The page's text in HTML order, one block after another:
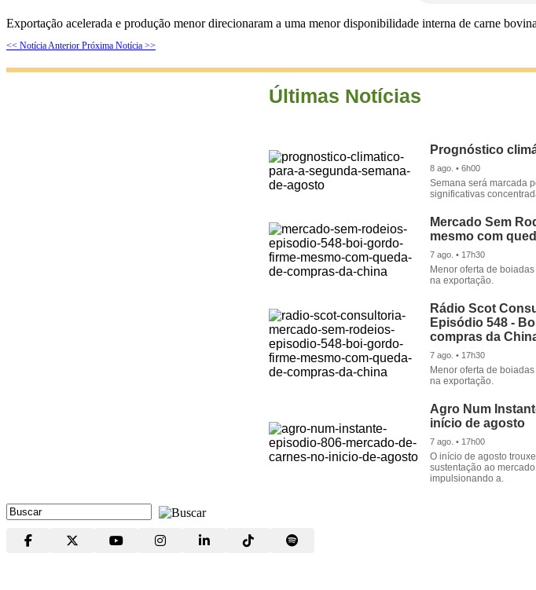
Exportação acelerada e produção menor direcionaram a uma menor disponibilidade interna de carne
<< Notícia Anterior Próxima Notícia >>
Últimas Notícias
Prognóstico
8 ago. • 6h00
Semana será marcada
significativas
Mercado Sem
mesmo com
7 ago. • 17h30
Menor oferta de
na exportação.
Rádio Scot
Episódio 548 -
compras da
7 ago. • 17h30
Menor oferta de
na exportação.
Agro Num
início de agosto
7 ago. • 17h00
O início de agosto
sustentação ao
impulsionando a.